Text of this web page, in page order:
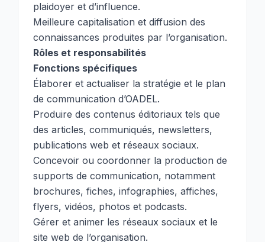
plaidoyer et d’influence.
Meilleure capitalisation et diffusion des
connaissances produites par l’organisation.
Rôles et responsabilités
Fonctions spécifiques
Élaborer et actualiser la stratégie et le plan
de communication d’OADEL.
Produire des contenus éditoriaux tels que
des articles, communiqués, newsletters,
publications web et réseaux sociaux.
Concevoir ou coordonner la production de
supports de communication, notamment
brochures, fiches, infographies, affiches,
flyers, vidéos, photos et podcasts.
Gérer et animer les réseaux sociaux et le
site web de l’organisation.